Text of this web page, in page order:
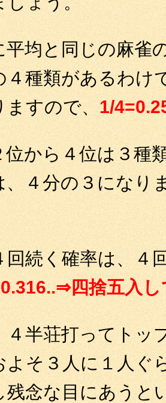
平均と同じの麻雀
４種類があるわけ
ますので、 1/
位から４位は３種
、４分の３になり
回続く確率は、４
四捨五入し
４半荘打ってトッ
よそ３人に１人ぐ
残念な目にあうと